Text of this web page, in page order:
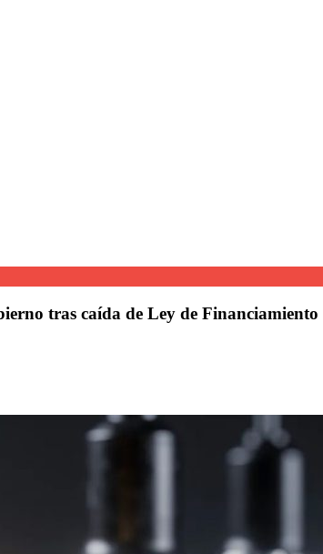
tras caída de Ley de Financiamiento